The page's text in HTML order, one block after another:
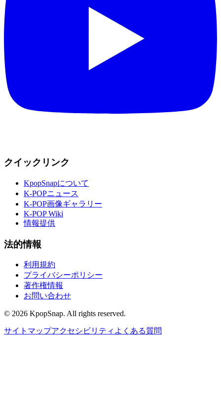
クイックリンク
KpopSnapについて
K-POPニュース
K-POP画像ギャラリー
K-POP Wiki
情報提供
法的情報
利用規約
プライバシーポリシー
著作権情報
お問い合わせ
© 2026 KpopSnap. All rights reserved.
サイトマップアクセシビリティ よくある質問